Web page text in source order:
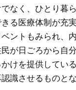
なく、ひとり暮
る医療体制が充
ントもみられ、
民が日ごろから自
けを提供してい
識させるものとな